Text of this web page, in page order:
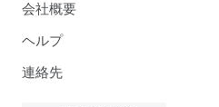
会社概要
ヘルプ
連絡先